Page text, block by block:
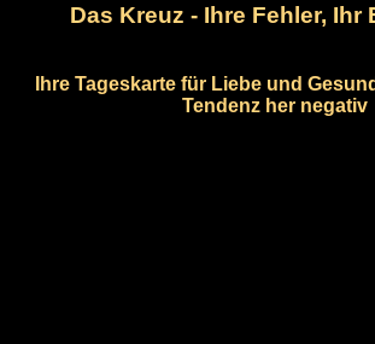
Das Kreuz - Ihre Fehler, Ihr
Ihre Tageskarte für Liebe und
Tendenz her negativ